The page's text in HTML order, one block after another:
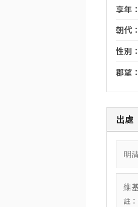
享年：
朝代：
性別：
郡望：
出處
明
維
註：